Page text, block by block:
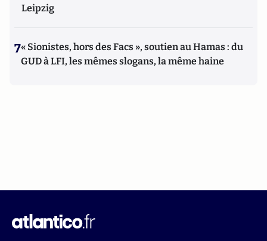
Leipzig
7« Sionistes, hors des Facs », soutien au Hamas : du
GUD à LFI, les mêmes slogans, la même haine